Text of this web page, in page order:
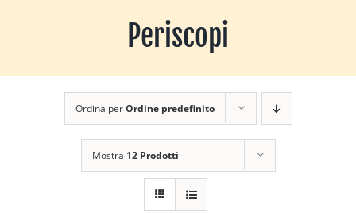
Periscopi
Ordina perOrdine predefinito
Mostra 12 Prodotti